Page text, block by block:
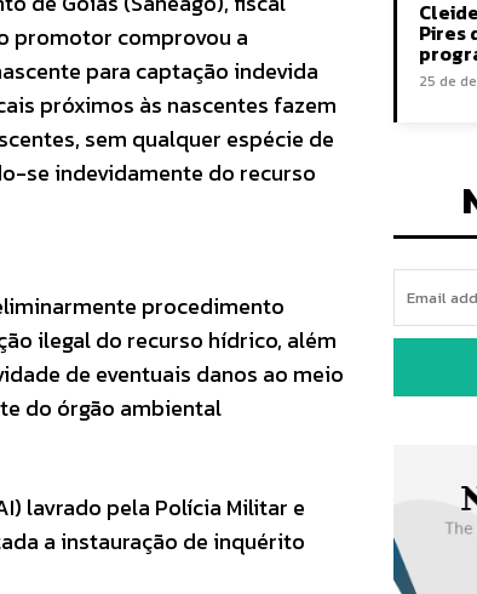
promotor comprovou a
para captação indevida
próximos às nascentes fazem
sem qualquer espécie de
se indevidamente do recurso
procedimento
ilegal do recurso hídrico, além
de eventuais danos ao meio
do órgão ambiental
lavrado pela Polícia Militar e
a instauração de inquérito
Pires
25 de